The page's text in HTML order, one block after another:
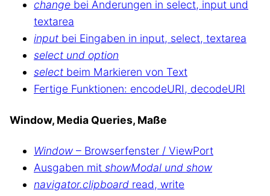
change bei Änderungen in select, input und
textarea
input bei Eingaben in input, select, textarea
select und option
select beim Markieren von Text
Fertige Funktionen: encodeURI, decodeURI
Window, Media Queries, Maße
Window – Browserfenster / ViewPort
Ausgaben mit showModal und show
navigator.clipboard read, write